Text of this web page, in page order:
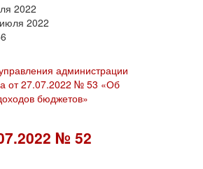
2022
2022
администрации
от 27.07.2022 № 53 «Об
бюджетов»
№ 52